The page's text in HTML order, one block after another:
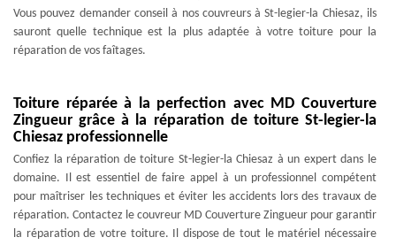
Vous pouvez demander conseil à nos couvreurs à St-legier-la Chiesaz, ils
sauront quelle technique est la plus adaptée à votre toiture pour la
réparation de vos faîtages.
Toiture réparée à la perfection avec MD Couverture
Zingueur grâce à la réparation de toiture St-legier-la
Chiesaz professionnelle
Confiez la réparation de toiture St-legier-la Chiesaz à un expert dans le
domaine. Il est essentiel de faire appel à un professionnel compétent
pour maîtriser les techniques et éviter les accidents lors des travaux de
réparation. Contactez le couvreur MD Couverture Zingueur pour garantir
la réparation de votre toiture. Il dispose de tout le matériel nécessaire